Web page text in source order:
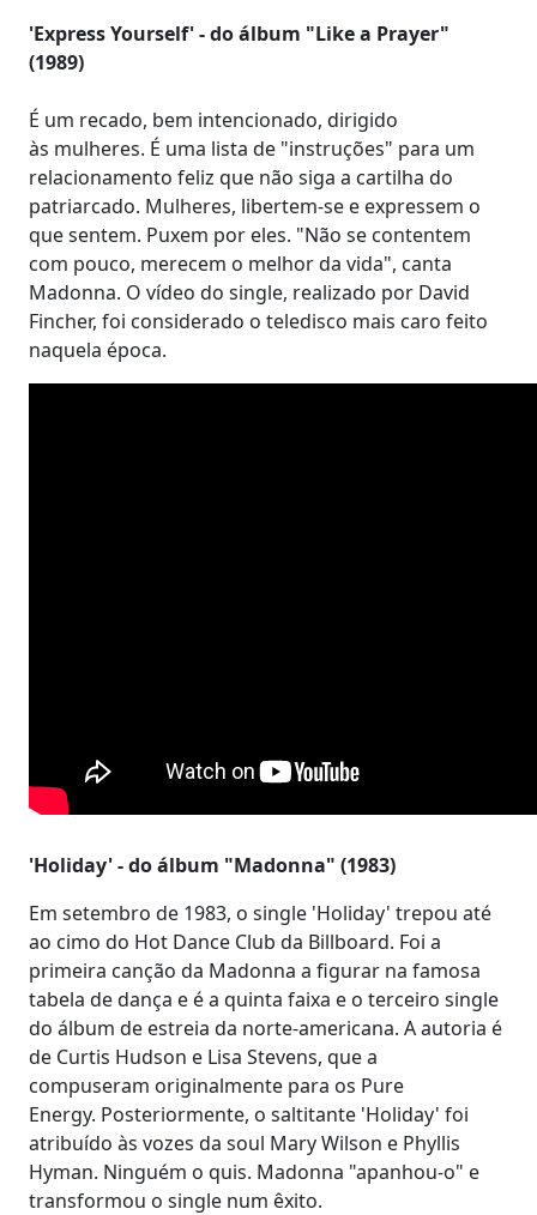
'Express Yourself' - do álbum "Like a Prayer"
(1989)
É um recado, bem intencionado, dirigido
às mulheres. É uma lista de "instruções" para um
relacionamento feliz que não siga a cartilha do
patriarcado. Mulheres, libertem-se e expressem o
que sentem. Puxem por eles. "Não se contentem
com pouco, merecem o melhor da vida", canta
Madonna. O vídeo do single, realizado por David
Fincher, foi considerado o teledisco mais caro feito
naquela época.
'Holiday' - do álbum "Madonna" (1983)
Em setembro de 1983, o single 'Holiday' trepou até
ao cimo do Hot Dance Club da Billboard. Foi a
primeira canção da Madonna a figurar na famosa
tabela de dança e é a quinta faixa e o terceiro single
do álbum de estreia da norte-americana. A autoria é
de Curtis Hudson e Lisa Stevens, que a
compuseram originalmente para os Pure
Energy. Posteriormente, o saltitante 'Holiday' foi
atribuído às vozes da soul Mary Wilson e Phyllis
Hyman. Ninguém o quis. Madonna "apanhou-o" e
transformou o single num êxito.